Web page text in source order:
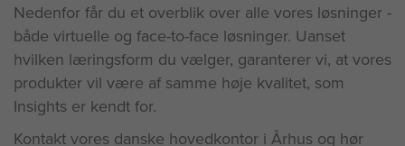
Nedenfor får du et overblik over alle vores løsninger -
både virtuelle og face-to-face løsninger. Uanset
hvilken læringsform du vælger, garanterer vi, at vores
produkter vil være af samme høje kvalitet, som
Insights er kendt for.
Kontakt vores danske hovedkontor i Århus og hør